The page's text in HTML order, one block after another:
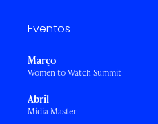
Eventos
Março
Women to Watch Summit
Abril
Mídia Master